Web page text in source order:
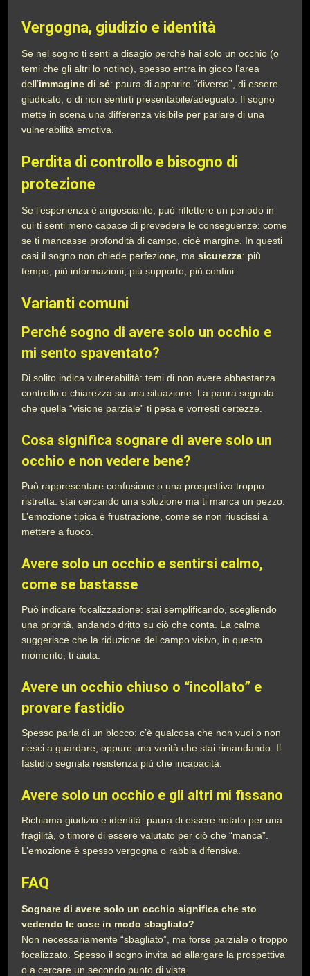
Vergogna, giudizio e identità
Se nel sogno ti senti a disagio perché hai solo un occhio (o
temi che gli altri lo notino), spesso entra in gioco l’area
dell’immagine di sé: paura di apparire “diverso”, di essere
giudicato, o di non sentirti presentabile/adeguato. Il sogno
mette in scena una differenza visibile per parlare di una
vulnerabilità emotiva.
Perdita di controllo e bisogno di
protezione
Se l’esperienza è angosciante, può riflettere un periodo in
cui ti senti meno capace di prevedere le conseguenze: come
se ti mancasse profondità di campo, cioè margine. In questi
casi il sogno non chiede perfezione, masicurezza: più
tempo, più informazioni, più supporto, più confini.
Varianti comuni
Perché sogno di avere solo un occhio e
mi sento spaventato?
Di solito indica vulnerabilità: temi di non avere abbastanza
controllo o chiarezza su una situazione. La paura segnala
che quella “visione parziale” ti pesa e vorresti certezze.
Cosa significa sognare di avere solo un
occhio e non vedere bene?
Può rappresentare confusione o una prospettiva troppo
ristretta: stai cercando una soluzione ma ti manca un pezzo.
L’emozione tipica è frustrazione, come se non riuscissi a
mettere a fuoco.
Avere solo un occhio e sentirsi calmo,
come se bastasse
Può indicare focalizzazione: stai semplificando, scegliendo
una priorità, andando dritto su ciò che conta. La calma
suggerisce che la riduzione del campo visivo, in questo
momento, ti aiuta.
Avere un occhio chiuso o “incollato” e
provare fastidio
Spesso parla di un blocco: c’è qualcosa che non vuoi o non
riesci a guardare, oppure una verità che stai rimandando. Il
fastidio segnala resistenza più che incapacità.
Avere solo un occhio e gli altri mi fissano
Richiama giudizio e identità: paura di essere notato per una
fragilità, o timore di essere valutato per ciò che “manca”.
L’emozione è spesso vergogna o rabbia difensiva.
FAQ
Sognare di avere solo un occhio significa che sto
vedendo le cose in modo sbagliato?
Non necessariamente “sbagliato”, ma forse parziale o troppo
focalizzato. Spesso il sogno invita ad allargare la prospettiva
o a cercare un secondo punto di vista.